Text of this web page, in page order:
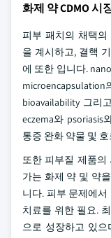
화제 약 CDMO 시
피부 패치의 채택
을 계시하고, 결핵
에 또한 입니다.
microencapsulation
bioavailability 그리
eczema와
통증 완화 약물 및
또한 피부질 제품의
가는 화제 약 및 약
니다. 피부 문제에
치료를 위한 필요.
으로 성장하고 있